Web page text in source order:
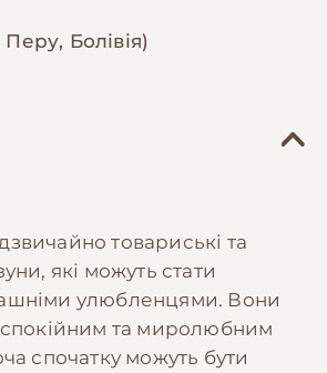
Болівія)
товариські та
які можуть стати
улюбленцями. Вони
спокійним та миролюбним
спочатку можуть бути